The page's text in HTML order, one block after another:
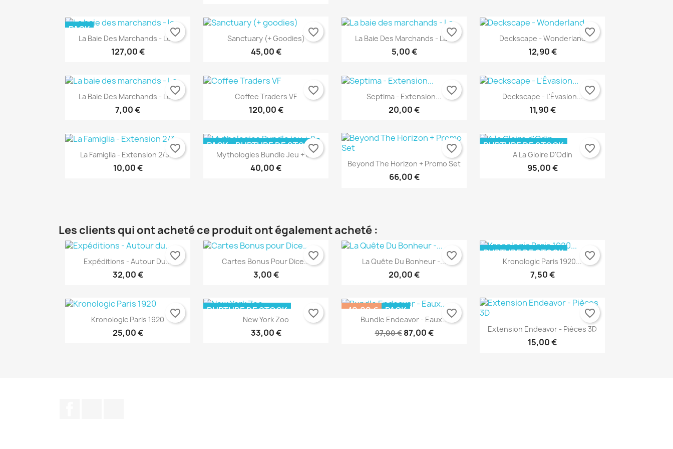
La Baie Des Marchands - Le...
127,00 €
PACK
Aperçu rapide
favorite_border
Sanctuary (+ Goodies)
45,00 €
Aperçu rapide
favorite_border
La Baie Des Marchands - La...
5,00 €
favorite_border
Deckscape - Wonderland
12,90 €
Aperçu rapide
favorite_border
La Baie Des Marchands - Le...
7,00 €
favorite_border
Coffee Traders VF
120,00 €
favorite_border
Septima - Extension...
20,00 €
favorite_border
Deckscape - L'Évasion...
11,90 €
favorite_border
La Famiglia - Extension 2/3...
10,00 €
Aperçu rapide
favorite_border
Mythologies Bundle Jeu + 8...
40,00 €
PACK RUPTURE DE STOCK
Aperçu rapide
favorite_border
Beyond The Horizon + Promo Set
66,00 €
Aperçu rapide
favorite_border
A La Gloire D'Odin
95,00 €
RUPTURE DE STOCK
Aperçu rapide
favorite_border
Les clients qui ont acheté ce produit ont également acheté :
Expéditions - Autour Du...
32,00 €
favorite_border
Cartes Bonus Pour Dice...
3,00 €
favorite_border
La Quête Du Bonheur -...
20,00 €
favorite_border
Kronologic Paris 1920...
7,50 €
RUPTURE DE STOCK favorite_border
Kronologic Paris 1920
25,00 €
favorite_border
New York Zoo
33,00 €
RUPTURE DE STOCK favorite_border
Bundle Endeavor - Eaux...
97,00 € 87,00 €
-10,00 €
PACK
RUPTURE DE STOCK
favorite_border
Extension Endeavor - Pièces 3D
15,00 €
favorite_border